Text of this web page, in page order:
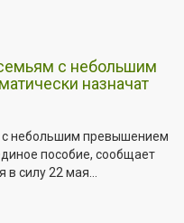
с небольшим
назначат
небольшим превышением
пособие, сообщает
силу 22 мая...